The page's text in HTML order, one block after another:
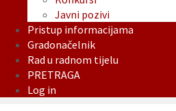
Javni pozivi
Pristup informacijama
Gradonačelnik
Rad u radnom tijelu
PRETRAGA
Log in